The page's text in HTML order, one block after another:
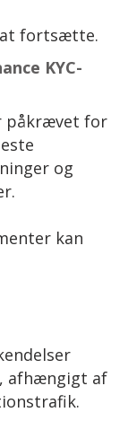
fortsætte.
KYC-
påkrævet for
og
kan
afhængigt af